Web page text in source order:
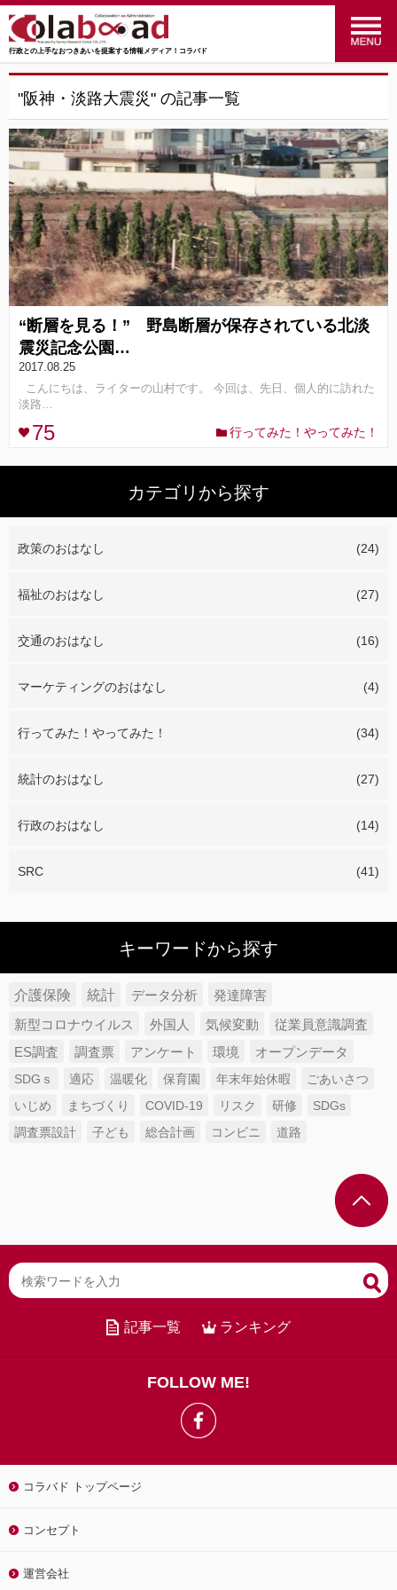
行政との上手なおつきあいを提案する情報メディア！コラバド
menu
交通のおはなし(16)
マーケティングのおはなし (4)
行ってみた！やってみた！(34)
統計のおはなし (27)
行政のおはなし(14)
SRC(41)
"阪神・淡路大震災" の記事一覧
“断層を見る！” 野島断層が保存されている北淡
震災記念公園…
2017.08.25
こんにちは、ライターの山村です。 今回は、先日、個人的に訪れた
淡路…
75 行ってみた！やってみた！
カテゴリから探す
政策のおはなし (24)
福祉のおはなし (27)
交通のおはなし (16)
マーケティングのおはなし (4)
行ってみた！やってみた！ (34)
統計のおはなし (27)
行政のおはなし (14)
SRC (41)
キーワードから探す
介護保険 統計 データ分析
発達障害
新型コロナウイルス
外国人 気候変動
従業員意識調査
ES調査
調査票 アンケート 環境
オープンデータ
SDGｓ
適応 温暖化 保育園 年末年始休暇
ごあいさつ
いじめ
まちづくり COVID-19 リスク 研修
SDGs
調査票設計
子ども 総合計画 コンビニ 道路
記事一覧 ランキング
FOLLOW ME!
コラバド トップページ
コンセプト
運営会社